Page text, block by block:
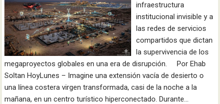
infraestructura
institucional invisible y a
las redes de servicios
compartidos que dictan
la supervivencia de los
megaproyectos globales en una era de disrupción. Por Ehab
Soltan HoyLunes – Imagine una extensión vacía de desierto o
una línea costera virgen transformada, casi de la noche a la
mañana, en un centro turístico hiperconectado. Durante…